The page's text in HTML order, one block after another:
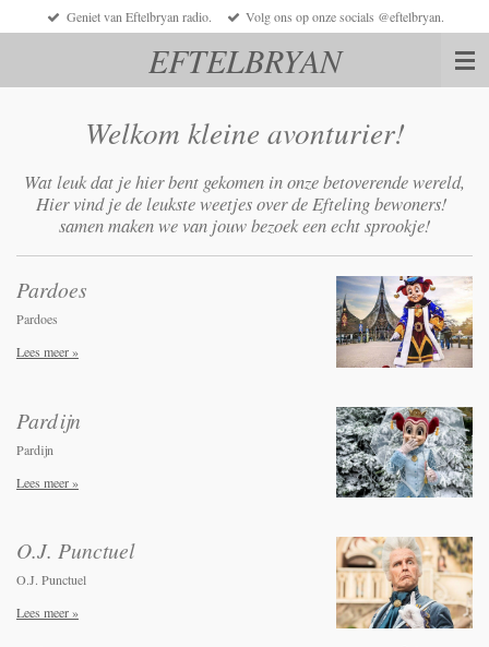
EFTELBRYAN
Geniet van Eftelbryan radio. Volg ons op onze socials @eftelbryan.
Welkom kleine avonturier!
Wat leuk dat je hier bent gekomen in onze betoverende wereld,
Hier vind je de leukste weetjes over de Efteling bewoners!
samen maken we van jouw bezoek een echt sprookje!
Pardoes
Pardoes
Lees meer »
Pardijn
Pardijn
Lees meer »
O.J. Punctuel
O.J. Punctuel
Lees meer »